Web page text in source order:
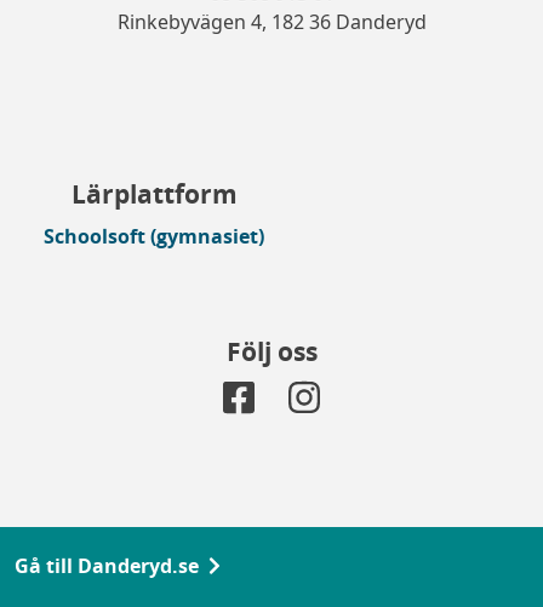
Rinkebyvägen 4, 182 36 Danderyd
Lärplattform
Schoolsoft (gymnasiet)
Följ oss
Gå till Danderyd.se